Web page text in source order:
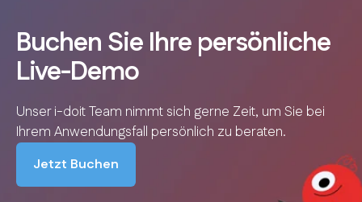
Buchen Sie Ihre persönliche
Live-Demo
Unser i-doit Team nimmt sich gerne Zeit, um Sie bei
Ihrem Anwendungsfall persönlich zu beraten.
Jetzt Buchen